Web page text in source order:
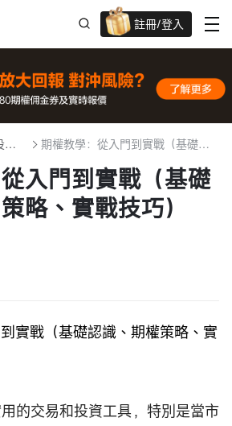
註冊/登入
迎新驚喜賞 股票/BTC等任你揀!
新手必讀 投資入門101 期權教學：從入門到實戰（基礎認識、交易策略、實戰技巧）
入門到實戰（基礎
略、實戰技巧）
實戰（基礎認識、期權策略、實
的交易和投資工具，特別是當市